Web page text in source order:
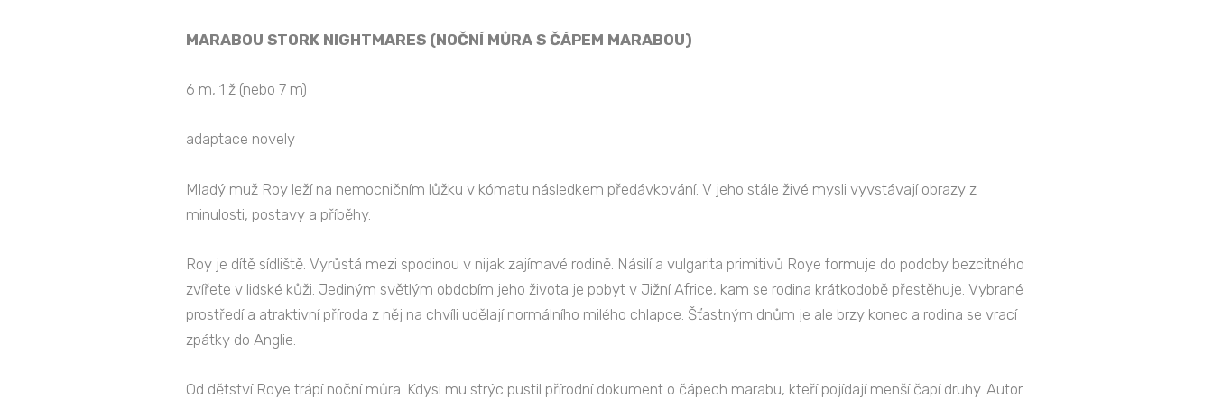
MARABOU STORK NIGHTMARES (NOČNÍ MŮRA S ČÁPEM MARABOU)
6 m, 1 ž (nebo 7 m)
adaptace novely
Mladý muž Roy leží na nemocničním lůžku v kómatu následkem předávkování. V jeho stále živé mysli vyvstávají obrazy z
minulosti, postavy a příběhy.
Roy je dítě sídliště. Vyrůstá mezi spodinou v nijak zajímavé rodině. Násilí a vulgarita primitivů Roye formuje do podoby bezcitného
zvířete v lidské kůži. Jediným světlým obdobím jeho života je pobyt v Jižní Africe, kam se rodina krátkodobě přestěhuje. Vybrané
prostředí a atraktivní příroda z něj na chvíli udělají normálního milého chlapce. Šťastným dnům je ale brzy konec a rodina se vrací
zpátky do Anglie.
Od dětství Roye trápí noční můra. Kdysi mu strýc pustil přírodní dokument o čápech marabu, kteří pojídají menší čapí druhy. Autor